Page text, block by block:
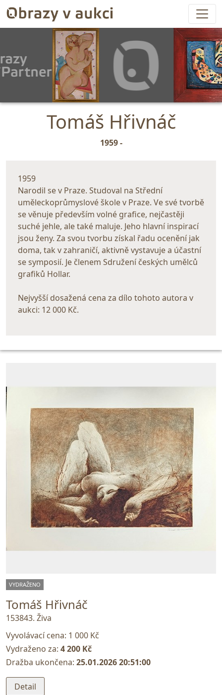
Tomáš Hřivnáč
1959 -
1959
Narodil se v Praze. Studoval na Střední
uměleckoprůmyslové škole v Praze. Ve své tvorbě
se věnuje především volné grafice, nejčastěji
suché jehle, ale také maluje. Jeho hlavní inspirací
jsou ženy. Za svou tvorbu získal řadu ocenění jak
doma, tak v zahraničí, aktivně vystavuje a účastní
se symposií. Je členem Sdružení českých umělců
grafiků Hollar.
Nejvyšší dosažená cena za dílo tohoto autora v
aukci: 12 000 Kč.
VYDRAŽENO
Tomáš Hřivnáč
153843. Živa
Vyvolávací cena: 1 000 Kč
Vydraženo za: 4 200 Kč
Dražba ukončena: 25.01.2026 20:51:00
Detail